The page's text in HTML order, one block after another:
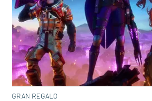
GRAN REGALO